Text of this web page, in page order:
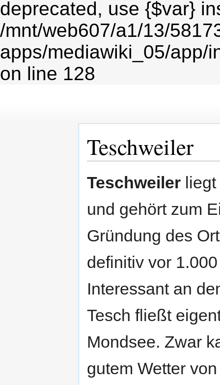
deprecated, use {$var}
/mnt/web607/a1/13/
apps/mediawiki_05/app/
on line 128
Teschweiler
Navigation
Suche
Teschweiler
und gehört zum
Gründung des
definitiv vor
Interessant an
Tesch fließt
Mondsee. Zwar
gutem Wetter